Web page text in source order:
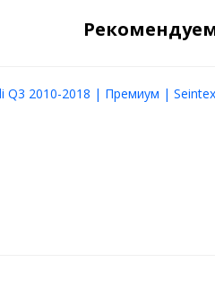
Q3 2010-2018 | Премиум | Seintex